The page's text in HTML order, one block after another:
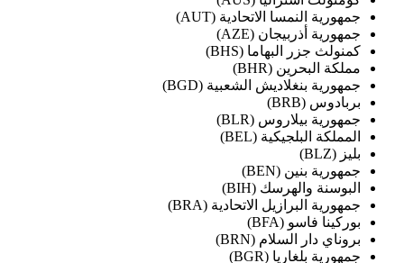
جمهورية النمسا الاتحادية (AUT)
جمهورية أذربيجان (AZE)
كمنولث جزر البهاما (BHS)
مملكة البحرين (BHR)
جمهورية بنغلاديش الشعبية (BGD)
بربادوس (BRB)
جمهورية بيلاروس (BLR)
المملكة البلجيكية (BEL)
بليز (BLZ)
جمهورية بنين (BEN)
البوسنة والهرسك (BIH)
جمهورية البرازيل الاتحادية (BRA)
بوركينا فاسو (BFA)
بروناي دار السلام (BRN)
جمهورية بلغاريا (BGR)